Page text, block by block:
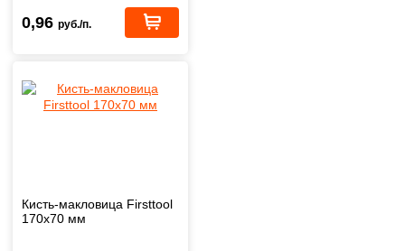
0,96 руб./п.
Кисть-макловица Firsttool
170х70 мм